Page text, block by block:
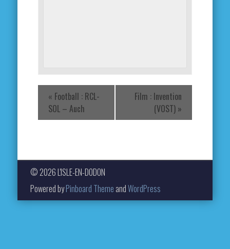
« Football : RCL-
SOL – Auch
Film : Invention
(VOST) »
© 2026 L'ISLE-EN-DODON
Powered byPinboard Theme andWordPress